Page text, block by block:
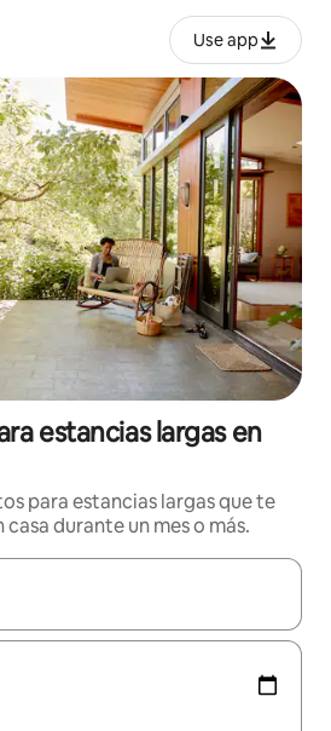
Use app
estancias largas en
para estancias largas que te
durante un mes o más.
estén disponibles, podrás navegar